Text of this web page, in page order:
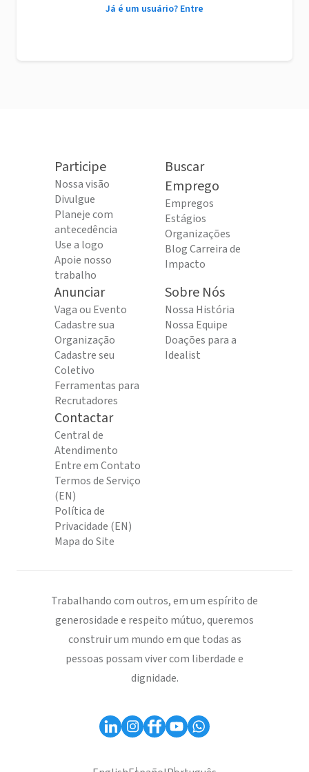
Já é um usuário? Entre
Participe
Nossa visão
Divulgue
Planeje com
antecedência
Use a logo
Apoie nosso
trabalho
Buscar
Emprego
Empregos
Estágios
Organizações
Blog Carreira de
Impacto
Anunciar
Vaga ou Evento
Cadastre sua
Organização
Cadastre seu
Coletivo
Ferramentas para
Recrutadores
Sobre Nós
Nossa História
Nossa Equipe
Doações para a
Idealist
Contactar
Central de
Atendimento
Entre em Contato
Termos de Serviço
(EN)
Política de
Privacidade (EN)
Mapa do Site
Trabalhando com outros, em um espírito de
generosidade e respeito mútuo, queremos
construir um mundo em que todas as
pessoas possam viver com liberdade e
dignidade.